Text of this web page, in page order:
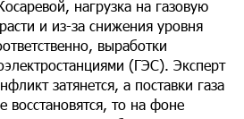
нагрузка на газовую
и из-за снижения уровня
выработки
(ГЭС). Эксперт
затянется, а поставки газа
восстановятся, то на фоне